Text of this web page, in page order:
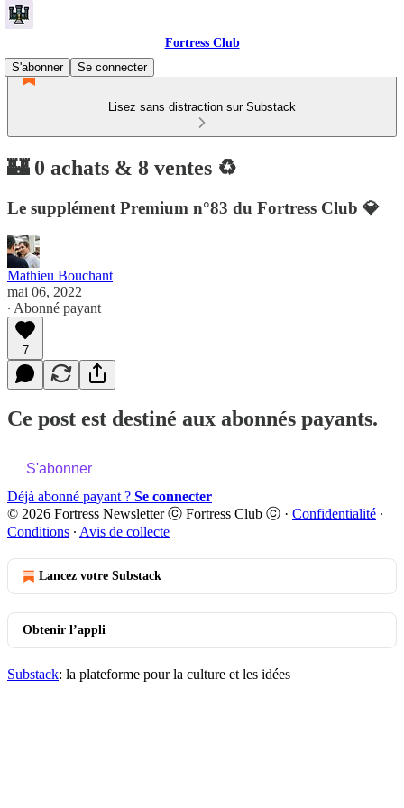
Fortress Club
S'abonner
Se connecter
Lisez sans distraction sur Substack
🏰 0 achats & 8 ventes ♻️
Le supplément Premium n°83 du Fortress Club 💎
Mathieu Bouchant
mai 06, 2022
∙ Abonné payant
7
Ce post est destiné aux abonnés payants.
S'abonner
Déjà abonné payant ? Se connecter
© 2026 Fortress Newsletter ⓒ Fortress Club ⓒ · Confidentialité ∙
Conditions ∙ Avis de collecte
Lancez votre Substack
Obtenir l’appli
Substack: la plateforme pour la culture et les idées